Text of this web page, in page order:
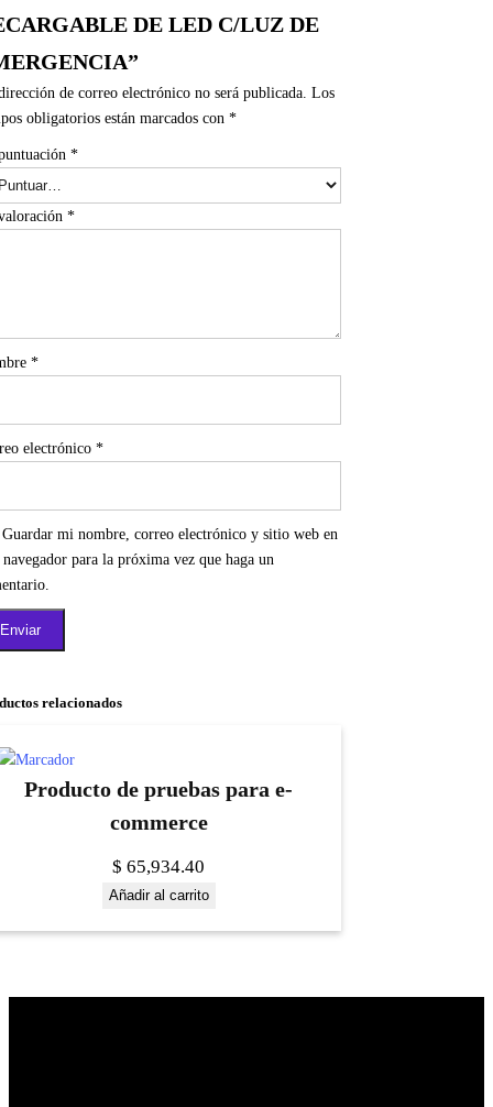
DE LED C/LUZ DE
de correo electrónico no será publicada. Los
obligatorios están marcados con *
*
*
*
electrónico *
Guardar mi nombre, correo electrónico y sitio web en
navegador para la próxima vez que haga un
relacionados
Producto de pruebas para e-
commerce
$ 65,934.40
Añadir al carrito